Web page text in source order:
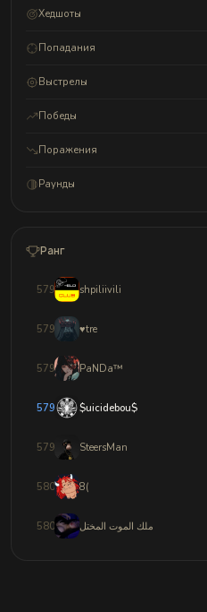
Хедшоты
Попадания
Выстрелы
Победы
Поражения
Раунды
Ранг
5795 shpiliivili
5796 ♥tre
5797 PaNDa™
5798 $uicidebou$
5799 SteersMan
5800 8(
5801 ملك الموت المختل